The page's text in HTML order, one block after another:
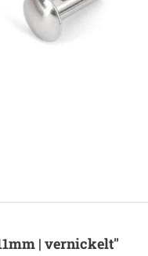
| vernickelt"